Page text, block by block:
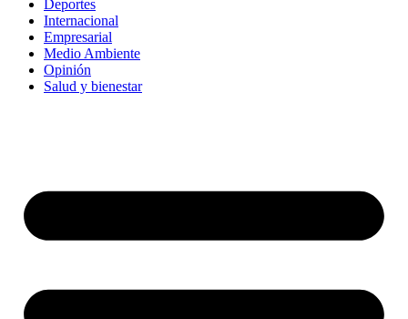
Deportes
Internacional
Empresarial
Medio Ambiente
Opinión
Salud y bienestar